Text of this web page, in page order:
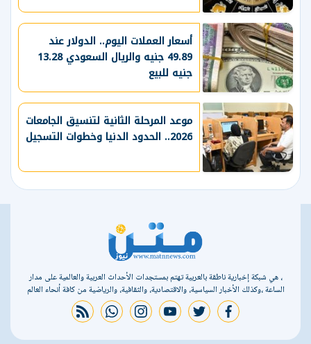
أسعار العملات اليوم.. الدولار عند
49.89 جنيه والريال السعودي 13.28
جنيه للبيع
موعد المرحلة الثانية لتنسيق الجامعات
2026.. الحدود الدنيا وخطوات التسجيل
، هي شبكة إخبارية ناطقة بالعربية تهتم بمستجدات الأحداث العربية والعالمية على مدار
الساعة ،وكذلك الأخبار السياسية، والاقتصادية، والثقافية، والرياضية من كافة أنحاء العالم
facebook
twitter
youtube
instagram
whatsapp
rss feed